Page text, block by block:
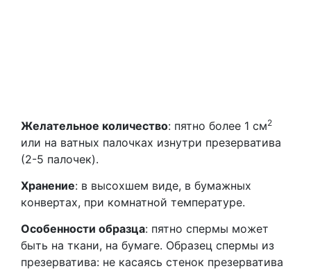
Желательное количество: пятно более 1 см2
или на ватных палочках изнутри презерватива
(2-5 палочек).
Хранение: в высохшем виде, в бумажных
конвертах, при комнатной температуре.
Особенности образца: пятно спермы может
быть на ткани, на бумаге. Образец спермы из
презерватива: не касаясь стенок презерватива